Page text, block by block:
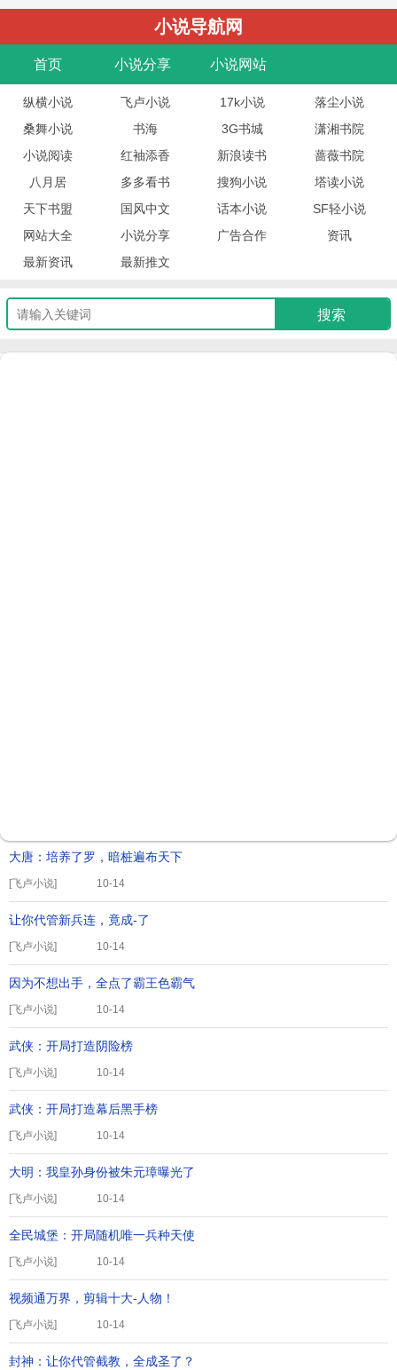
小说导航网
首页 小说分享 小说网站
纵横小说 飞卢小说 17k小说
落尘小说
桑舞小说
书海 3G书城
潇湘书院
小说阅读
红袖添香 新浪读书
蔷薇书院
八月居
多多看书 搜狗小说
塔读小说
天下书盟
国风中文 话本小说
SF轻小说
网站大全
小说分享 广告合作
资讯
最新资讯
最新推文
[飞卢小说]
大唐：培养了罗，暗桩遍布天下
10-14
[飞卢小说]
让你代管新兵连，竟成-了
10-14
[飞卢小说]
因为不想出手，全点了霸王色霸气
10-14
[飞卢小说]
武侠：开局打造阴险榜
10-14
[飞卢小说]
武侠：开局打造幕后黑手榜
10-14
[飞卢小说]
大明：我皇孙身份被朱元璋曝光了
10-14
[飞卢小说]
全民城堡：开局随机唯一兵种天使
10-14
[飞卢小说]
视频通万界，剪辑十大-人物！
10-14
封神：让你代管截教，全成圣了？